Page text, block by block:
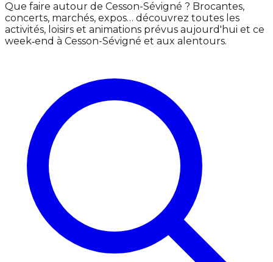
Que faire autour de Cesson-Sévigné ? Brocantes,
concerts, marchés, expos… découvrez toutes les
activités, loisirs et animations prévus aujourd'hui et ce
week‑end à Cesson-Sévigné et aux alentours.